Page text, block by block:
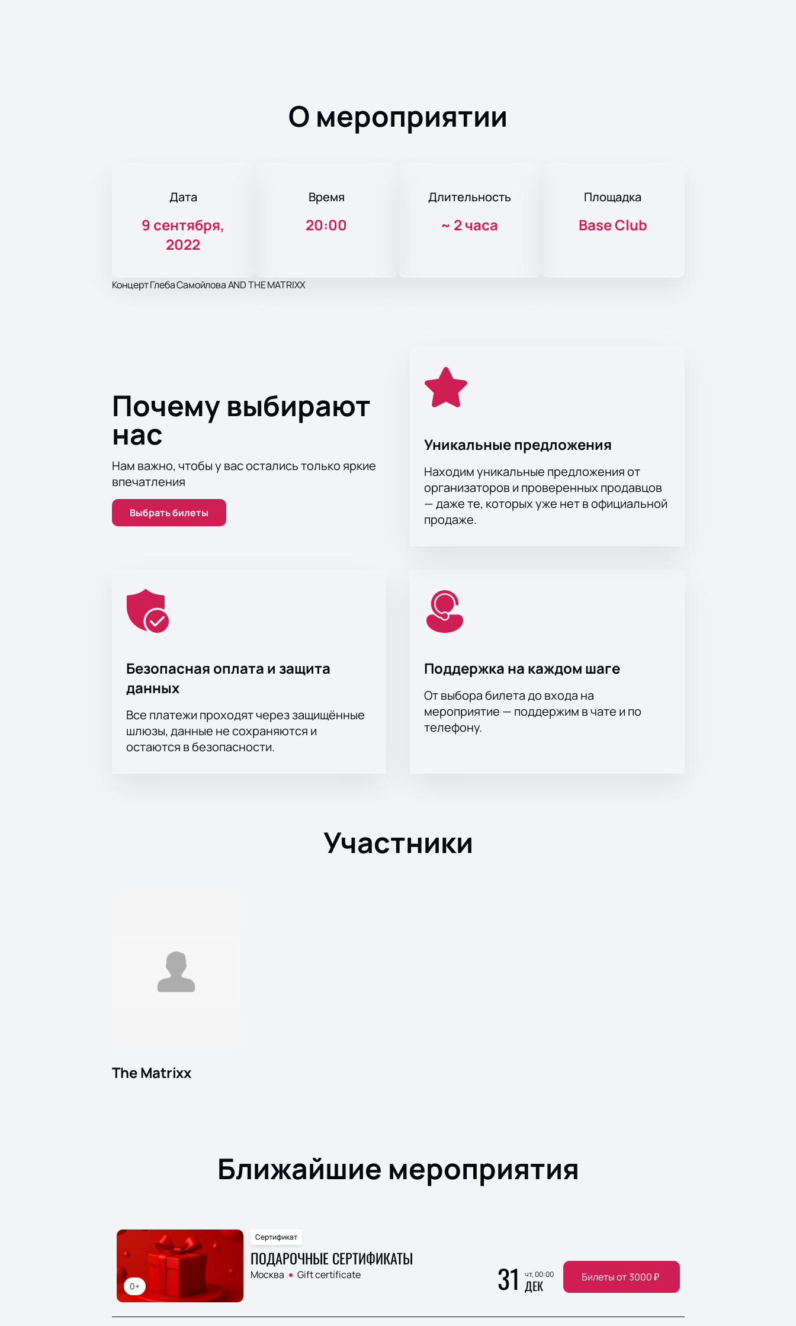
О мероприятии
Дата
9 сентября,
2022
Время
20:00
Длительность
~ 2 часа
Площадка
Base Club
Концерт Глеба Самойлова AND THE MATRIXX
Почему выбирают
нас
Нам важно, чтобы у вас остались только яркие
впечатления
Выбрать билеты
Уникальные предложения
Находим уникальные предложения от
организаторов и проверенных продавцов
— даже те, которых уже нет в официальной
продаже.
Безопасная оплата и защита
данных
Все платежи проходят через защищённые
шлюзы, данные не сохраняются и
остаются в безопасности.
Поддержка на каждом шаге
От выбора билета до входа на
мероприятие — поддержим в чате и по
телефону.
Участники
The Matrixx
Ближайшие мероприятия
0+
Сертификат
ПОДАРОЧНЫЕ СЕРТИФИКАТЫ
Москва Gift certificate 31 чт, 00:00
ДЕК Билеты от 3000₽